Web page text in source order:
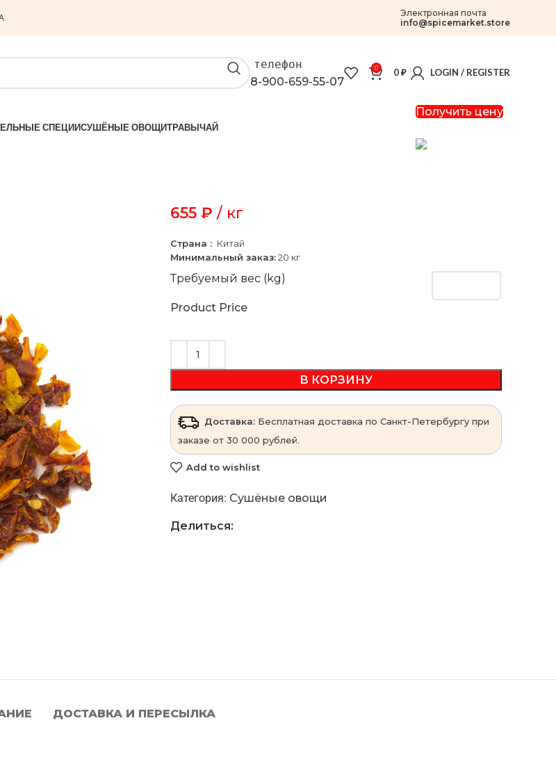
Электронная почта
info@spicemarket.store
телефон
8-900-659-55-07
0 0₽ LOGIN / REGISTER
СПЕЦИИСУШЁНЫЕ ОВОЩИТРАВЫЧАЙ
Получить цену
655 ₽ / кг
Страна : Китай
Минимальный заказ:20 кг
Требуемый вес (kg)
Product Price
В КОРЗИНУ
Доставка:Бесплатная доставка по Санкт-Петербургу при
заказе от 30 000 рублей.
Add to wishlist
Категория: Сушёные овощи
Делиться:
ДОСТАВКА И ПЕРЕСЫЛКА